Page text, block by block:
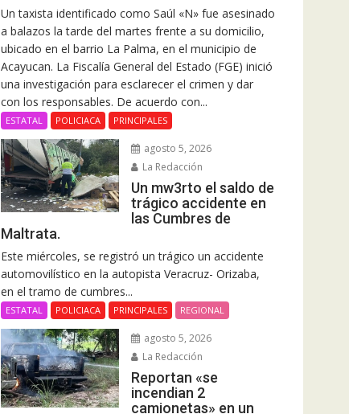
Un taxista identificado como Saúl «N» fue asesinado
a balazos la tarde del martes frente a su domicilio,
ubicado en el barrio La Palma, en el municipio de
Acayucan. La Fiscalía General del Estado (FGE) inició
una investigación para esclarecer el crimen y dar
con los responsables. De acuerdo con...
ESTATAL POLICIACA PRINCIPALES
agosto 5, 2026
La Redacción
Un mw3rto el saldo de
trágico accidente en
las Cumbres de
Maltrata.
Este miércoles, se registró un trágico un accidente
automovilístico en la autopista Veracruz- Orizaba,
en el tramo de cumbres...
ESTATAL POLICIACA PRINCIPALES REGIONAL
agosto 5, 2026
La Redacción
Reportan «se
incendian 2
camionetas» en un